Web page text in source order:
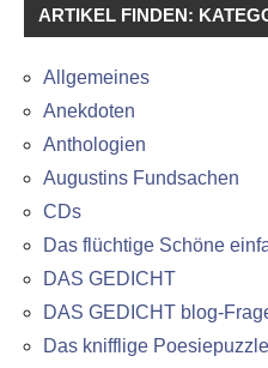
ARTIKEL FINDEN:
Allgemeines
Anekdoten
Anthologien
Augustins Fundsachen
CDs
Das flüchtige Schöne
DAS GEDICHT
DAS GEDICHT blog-
Das knifflige Poesiepuzzle